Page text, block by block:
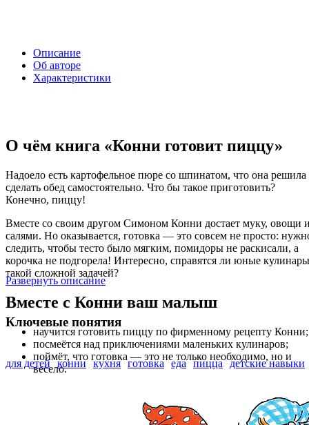
Описание
Об авторе
Характеристики
О чём книга «Конни готовит пиццу»
Надоело есть картофельное пюре со шпинатом, что она решила
сделать обед самостоятельно. Что бы такое приготовить?
Конечно, пиццу!
Вместе со своим другом Симоном Конни достает муку, овощи
салями. Но оказывается, готовка — это совсем не просто:
следить, чтобы тесто было мягким, помидоры не раскисали, а
корочка не подгорела! Интересно, справятся ли юные
такой сложной задачей?
Вместе с Конни ваш малыш
научится готовить пиццу по фирменному рецепту Конни;
посмеётся над приключениями маленьких кулинаров;
поймёт, что готовка — это не только необходимо, но и
весело.
Развернуть описание
Ключевые понятия
для детей конни кухня готовка еда пицца детские навыки